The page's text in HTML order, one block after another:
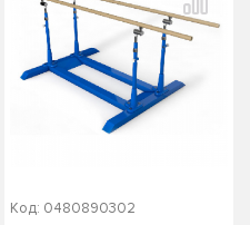
Код: 0480890302